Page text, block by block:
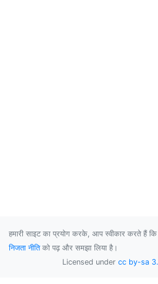
हमारी साइट का प्रयोग करके, आप स्वीकार करते हैं
निजता नीतिको पढ़ और समझा लिया है।
Licensed under cc by-sa